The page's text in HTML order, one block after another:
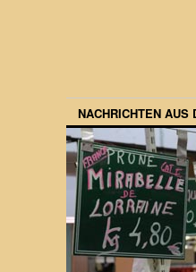
NACHRICHTEN AUS